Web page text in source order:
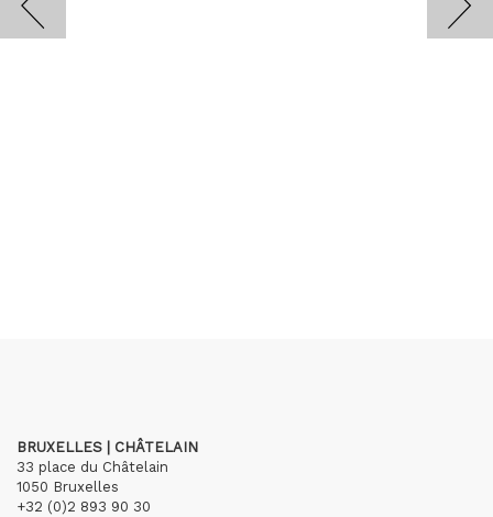
BRUXELLES | CHÂTELAIN
33 place du Châtelain
1050 Bruxelles
+32 (0)2 893 90 30